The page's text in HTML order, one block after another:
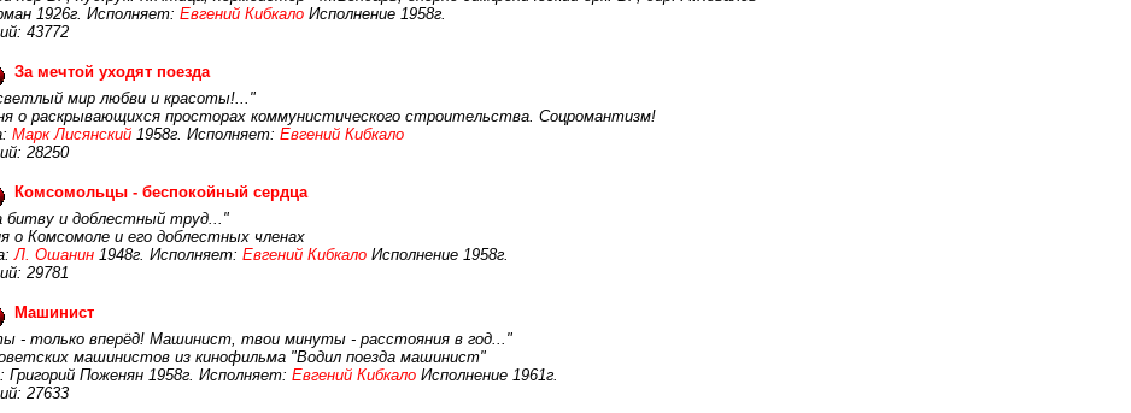
1926г. Исполняет: Евгений Кибкало Исполнение 1958г.
43772
За мечтой уходят поезда
мир любви и красоты!..."
о раскрывающихся просторах коммунистического строительства. Соцромантизм!
Марк Лисянский 1958г. Исполняет: Евгений Кибкало
28250
Комсомольцы - беспокойный сердца
битву и доблестный труд..."
о Комсомоле и его доблестных членах
Л. Ошанин 1948г. Исполняет: Евгений Кибкало Исполнение 1958г.
29781
Машинист
- только вперёд! Машинист, твои минуты - расcтояния в год..."
машинистов из кинофильма "Водил поезда машинист"
Поженян 1958г. Исполняет: Евгений Кибкало Исполнение 1961г.
27633